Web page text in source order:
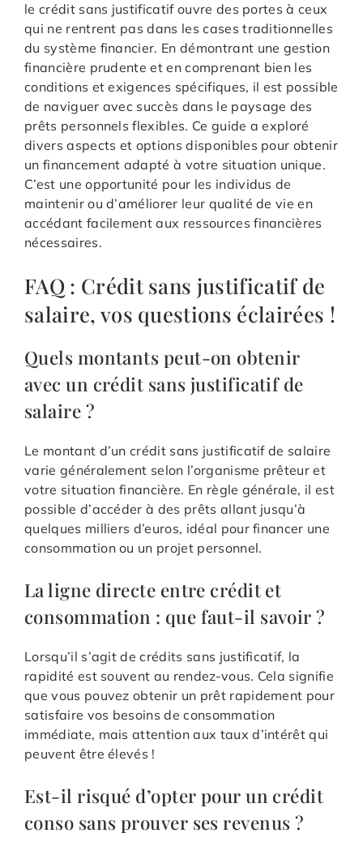
le crédit sans justificatif ouvre des portes à ceux
qui ne rentrent pas dans les cases traditionnelles
du système financier. En démontrant une gestion
financière prudente et en comprenant bien les
conditions et exigences spécifiques, il est possible
de naviguer avec succès dans le paysage des
prêts personnels flexibles. Ce guide a exploré
divers aspects et options disponibles pour obtenir
un financement adapté à votre situation unique.
C’est une opportunité pour les individus de
maintenir ou d’améliorer leur qualité de vie en
accédant facilement aux ressources financières
nécessaires.
FAQ : Crédit sans justificatif de
salaire, vos questions éclairées !
Quels montants peut-on obtenir
avec un crédit sans justificatif de
salaire ?
Le montant d’un crédit sans justificatif de salaire
varie généralement selon l’organisme prêteur et
votre situation financière. En règle générale, il est
possible d’accéder à des prêts allant jusqu’à
quelques milliers d’euros, idéal pour financer une
consommation ou un projet personnel.
La ligne directe entre crédit et
consommation : que faut-il savoir ?
Lorsqu’il s’agit de crédits sans justificatif, la
rapidité est souvent au rendez-vous. Cela signifie
que vous pouvez obtenir un prêt rapidement pour
satisfaire vos besoins de consommation
immédiate, mais attention aux taux d’intérêt qui
peuvent être élevés !
Est-il risqué d’opter pour un crédit
conso sans prouver ses revenus ?